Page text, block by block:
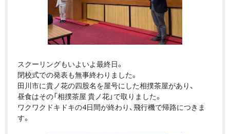
スクーリングもいよいよ最終日。
閉校式での発表も無事終わりました。
田川市に貴ノ花の四股名を屋号にした相撲茶屋があり、
昼食はその「相撲茶屋 貴ノ花」で取りました。
ワクワクドキドキの4日間が終わり、飛行機で帰路につきま
す。